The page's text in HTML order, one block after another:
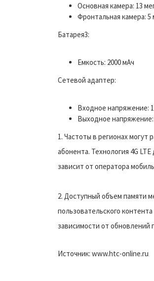
Основная камера: 13
Фронтальная камера: 5
Батарея3:
Емкость: 2000 мАч
Сетевой адаптер:
Входное напряжение:
Выходное
1. Частоты в регионах могут
абонента. Технология 4G
зависит от оператора
2. Доступный объем памяти
пользовательского
зависимости от обновлений
Источник: www.htc-online.ru